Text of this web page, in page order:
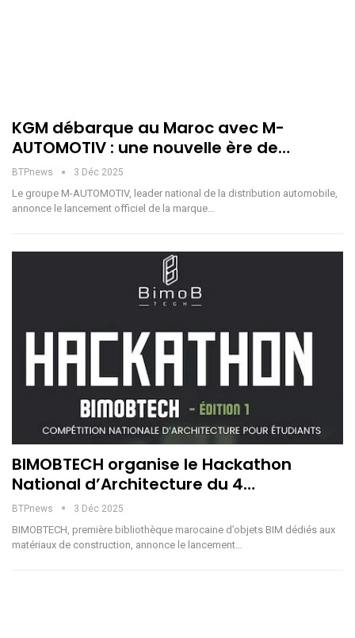
KGM débarque au Maroc avec M-
AUTOMOTIV : une nouvelle ère de…
BTPnews 3 Déc 2025
Le groupe M-AUTOMOTIV, leader national de la distribution automobile,
annonce le lancement officiel de la marque…
BIMOBTECH organise le Hackathon
National d’Architecture du 4…
BTPnews 3 Déc 2025
BIMOBTECH, première bibliothèque marocaine d’objets BIM dédiés aux
matériaux de construction, annonce le lancement…